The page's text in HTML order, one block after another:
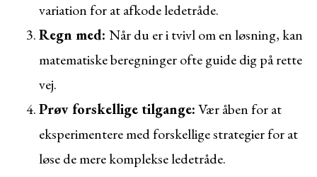
variation for at afkode ledetråde.
Regn med: Når du er i tvivl om en løsning, kan
matematiske beregninger ofte guide dig på rette
vej.
Prøv forskellige tilgange:Vær åben for at
eksperimentere med forskellige strategier for at
løse de mere komplekse ledetråde.